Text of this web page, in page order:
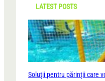
LATEST POSTS
Soluții pentru părinții care